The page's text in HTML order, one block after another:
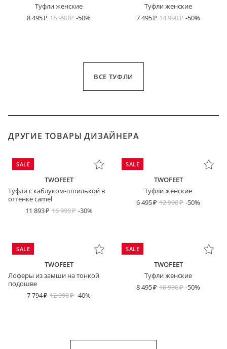
Туфли женские
8 495
16 990 -50%
Туфли женские
7 495
14 990 -50%
ВСЕ ТУФЛИ
ДРУГИЕ ТОВАРЫ ДИЗАЙНЕРА
SALE
TWOFEET
Туфли с каблуком-шпилькой в
оттенке camel
11 893
16 990 -30%
SALE
TWOFEET
Туфли женские
6 495
12 990 -50%
SALE
TWOFEET
Лоферы из замши на тонкой
подошве
7 794
12 990 -40%
SALE
TWOFEET
Туфли женские
8 495
16 990 -50%